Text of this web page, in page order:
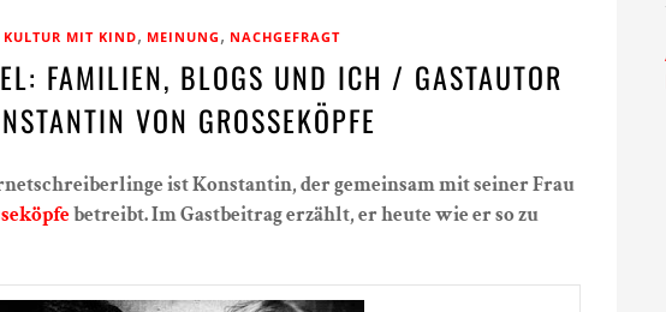
KULTUR MIT KIND, MEINUNG , NACHGEFRAGT
FAMILIEN, BLOGS UND ICH / GASTAUTOR
VON GROSSEKÖPFE
ist Konstantin, der gemeinsam mit seiner Frau
betreibt. Im Gastbeitrag erzählt, er heute wie er so zu